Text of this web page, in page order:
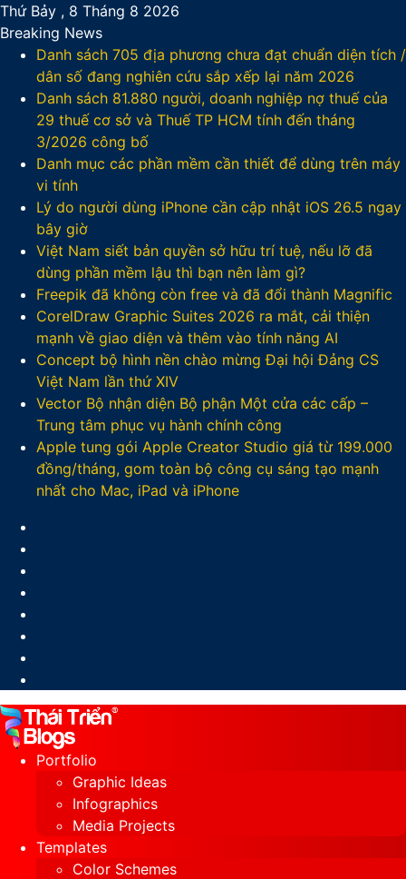
Thứ Bảy , 8 Tháng 8 2026
Breaking News
Danh sách 705 địa phương chưa đạt chuẩn diện tích /
dân số đang nghiên cứu sắp xếp lại năm 2026
Danh sách 81.880‬ người, doanh nghiệp nợ thuế của
29 thuế cơ sở và Thuế TP HCM tính đến tháng
3/2026 công bố
Danh mục các phần mềm cần thiết để dùng trên máy
vi tính
Lý do người dùng iPhone cần cập nhật iOS 26.5 ngay
bây giờ
Việt Nam siết bản quyền sở hữu trí tuệ, nếu lỡ đã
dùng phần mềm lậu thì bạn nên làm gì?
Freepik đã không còn free và đã đổi thành Magnific
CorelDraw Graphic Suites 2026 ra mắt, cải thiện
mạnh về giao diện và thêm vào tính năng AI
Concept bộ hình nền chào mừng Đại hội Đảng CS
Việt Nam lần thứ XIV
Vector Bộ nhận diện Bộ phận Một cửa các cấp –
Trung tâm phục vụ hành chính công
Apple tung gói Apple Creator Studio giá từ 199.000
đồng/tháng, gom toàn bộ công cụ sáng tạo mạnh
nhất cho Mac, iPad và iPhone
Portfolio
Graphic Ideas
Infographics
Media Projects
Templates
Color Schemes